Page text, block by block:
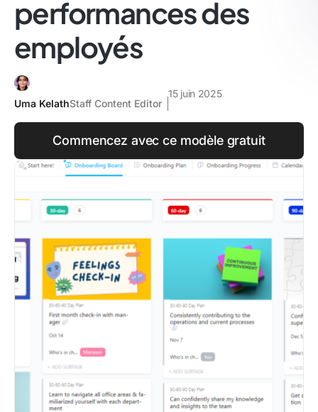
performances des
employés
Uma KelathStaff Content Editor
15 juin 2025
Commencez avec ce modèle gratuit